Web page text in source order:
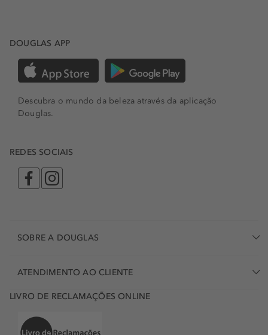
DOUGLAS APP
Descubra o mundo da beleza através da aplicação
Douglas.
REDES SOCIAIS
SOBRE A DOUGLAS
ATENDIMENTO AO CLIENTE
LIVRO DE RECLAMAÇÕES ONLINE